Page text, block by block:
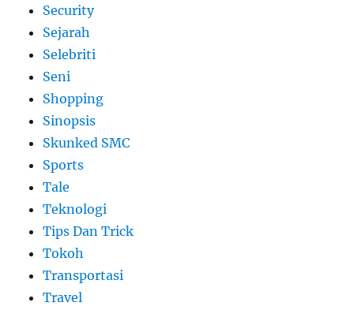
Security
Sejarah
Selebriti
Seni
Shopping
Sinopsis
Skunked SMC
Sports
Tale
Teknologi
Tips Dan Trick
Tokoh
Transportasi
Travel